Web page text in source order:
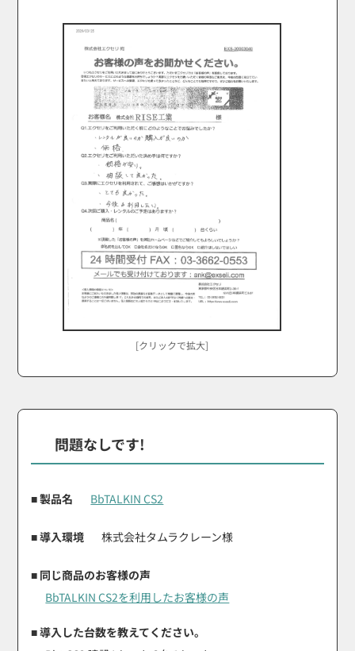
[クリックで拡大]
問題なしです!
■ 製品名 BbTALKIN CS2
■ 導入環境 株式会社タムラクレーン様
■ 同じ商品のお客様の声
BbTALKIN CS2を利用したお客様の声
■ 導入した台数を教えてください。